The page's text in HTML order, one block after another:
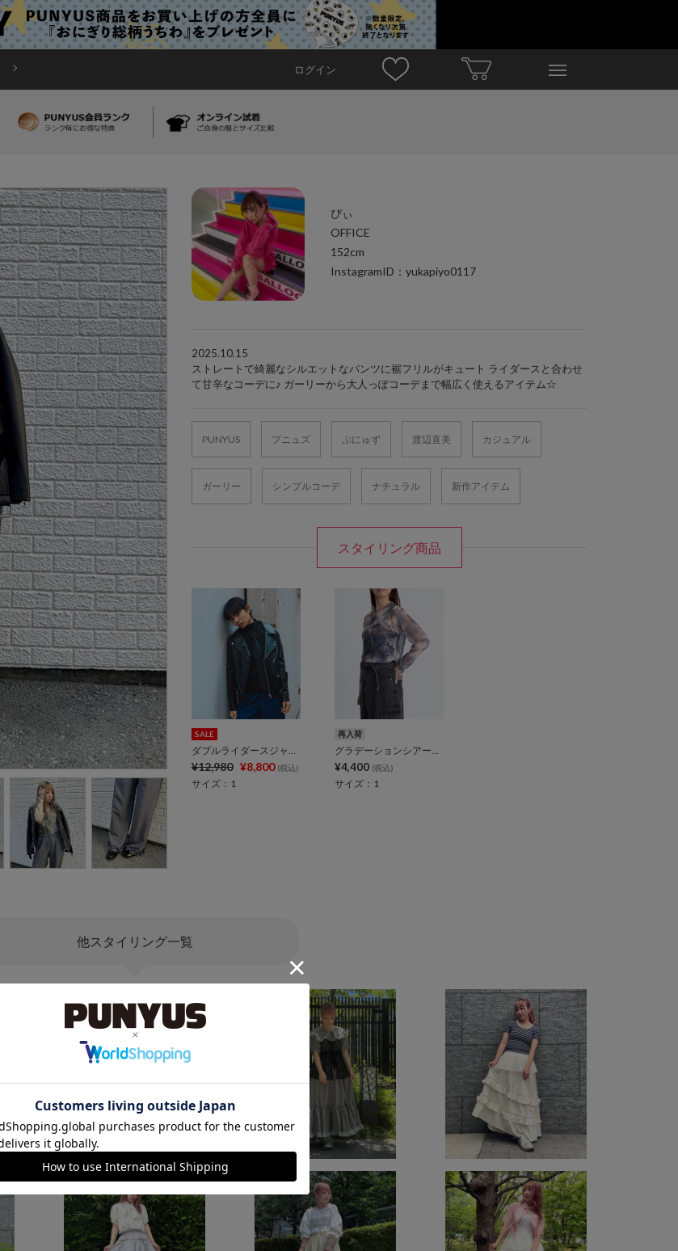
ログイン
ぴぃ
OFFICE
152cm
InstagramID：yukapiyo0117
2025.10.15
ストレートで綺麗なシルエットなパンツに裾フリルがキュート ライダースと合わせ
て甘辛なコーデに♪ ガーリーから大人っぽコーデまで幅広く使えるアイテム☆
PUNYUS プニュズ ぷにゅず 渡辺直美 カジュアル
ガーリー シンプルコーデ ナチュラル 新作アイテム
スタイリング商品
SALE
ダブルライダースジャケット
¥12,980 ¥8,800 (税込)
サイズ：1
再入荷
グラデーションシアートップス
¥4,400 (税込)
サイズ：1
他スタイリング一覧